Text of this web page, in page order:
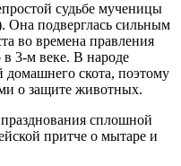
судьбе мученицы
подверглась сильным
во времена правления
3-м веке. В народе
домашнего скота, поэтому
о защите животных.
сплошной
притче о мытаре и